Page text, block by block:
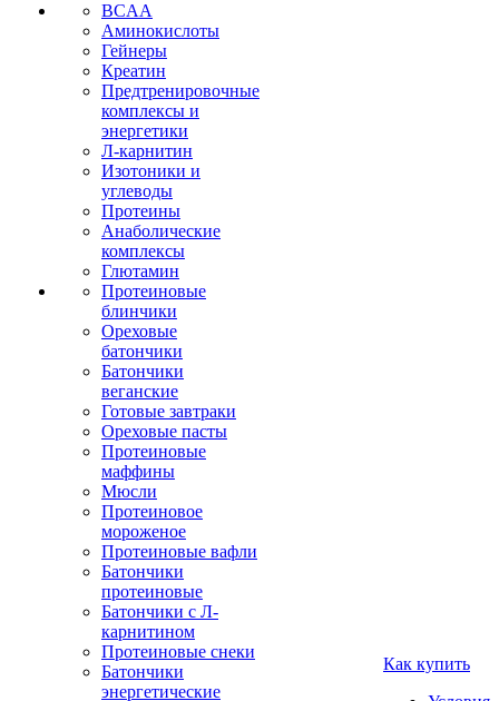
BCAA
Аминокислоты
Гейнеры
Креатин
Предтренировочные
комплексы и
энергетики
Л-карнитин
Изотоники и
углеводы
Протеины
Анаболические
комплексы
Глютамин
Протеиновые
блинчики
Ореховые
батончики
Батончики
веганские
Готовые завтраки
Ореховые пасты
Протеиновые
маффины
Мюсли
Протеиновое
мороженое
Протеиновые вафли
Батончики
протеиновые
Батончики с Л-
карнитином
Протеиновые снеки
Батончики
энергетические
Как купить